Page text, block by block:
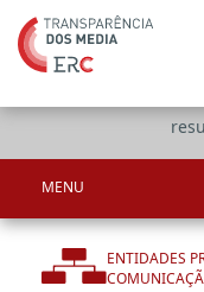
MENU
ENTIDADES